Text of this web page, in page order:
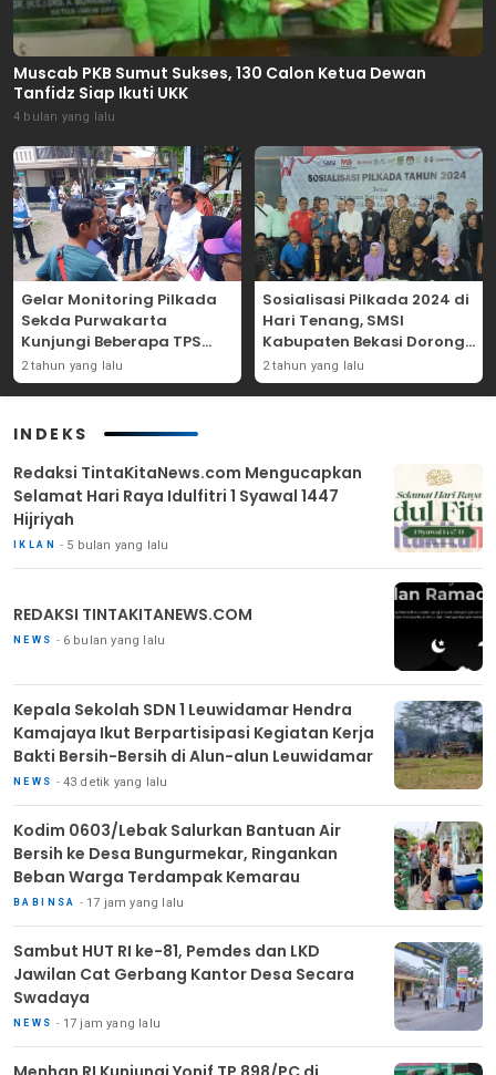
Muscab PKB Sumut Sukses, 130 Calon Ketua Dewan
Tanfidz Siap Ikuti UKK
4 bulan yang lalu
Gelar Monitoring Pilkada
Sekda Purwakarta
Kunjungi Beberapa TPS
Yang Ada Di Purwakarta
2 tahun yang lalu
Sosialisasi Pilkada 2024 di
Hari Tenang, SMSI
Kabupaten Bekasi Dorong
Angka Partisipasi
Masyarakat
2 tahun yang lalu
INDEKS
Redaksi TintaKitaNews.com Mengucapkan
Selamat Hari Raya Idulfitri 1 Syawal 1447
Hijriyah
IKLAN 5 bulan yang lalu
REDAKSI TINTAKITANEWS.COM
NEWS 6 bulan yang lalu
Kepala Sekolah SDN 1 Leuwidamar Hendra
Kamajaya Ikut Berpartisipasi Kegiatan Kerja
Bakti Bersih-Bersih di Alun-alun Leuwidamar
NEWS 43 detik yang lalu
Kodim 0603/Lebak Salurkan Bantuan Air
Bersih ke Desa Bungurmekar, Ringankan
Beban Warga Terdampak Kemarau
BABINSA 17 jam yang lalu
Sambut HUT RI ke-81, Pemdes dan LKD
Jawilan Cat Gerbang Kantor Desa Secara
Swadaya
NEWS 17 jam yang lalu